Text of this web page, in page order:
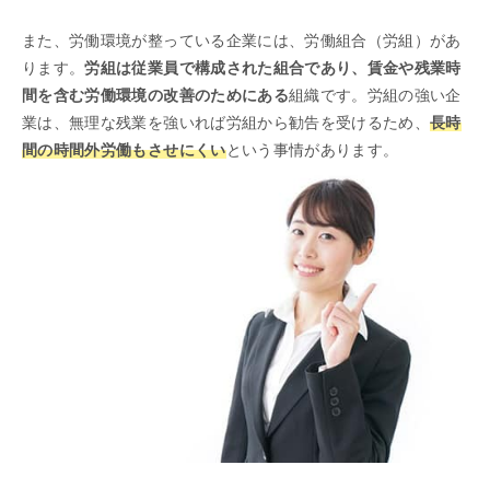
また、労働環境が整っている企業には、労働組合（労組）があ
ります。労組は従業員で構成された組合であり、賃金や残業時
間を含む労働環境の改善のためにある組織です。労組の強い企
業は、無理な残業を強いれば労組から勧告を受けるため、長時
間の時間外労働もさせにくいという事情があります。